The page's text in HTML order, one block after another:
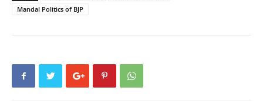
Mandal Politics of BJP